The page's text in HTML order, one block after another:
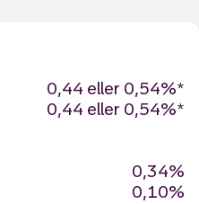
0,44 eller 0,54%*
0,44 eller 0,54%*
0,34%
0,10%